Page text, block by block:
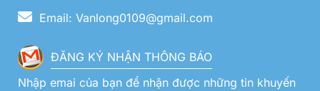
Email: Vanlong0109@gmail.com
ĐĂNG KÝ NHẬN THÔNG BÁO
Nhập emai của bạn để nhận được những tin khuyến